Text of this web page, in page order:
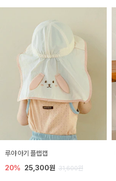
루야 아기 플랩캡
20% 25,300원 31,600원